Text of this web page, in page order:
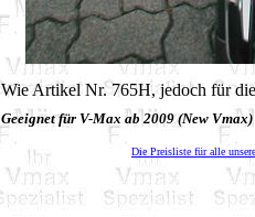
Wie Artikel Nr. 765H, jedoch für
Geeignet für V-Max ab 2009 (New Vmax)
Die Preisliste für alle